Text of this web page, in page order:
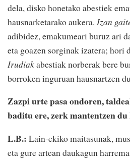
dela, disko honetako abestiek
hausnarketarako aukera. Izan
adibidez, emakumeari buruz ari
eta goazen sorginak izatera; hori
Irudiakabestiak norberak bere
borroken inguruan hausnartzen
Zazpi urte pasa ondoren,
baditu ere, zerk mantentzen
L.B.: Lain-ekiko maitasunak,
eta gure artean daukagun